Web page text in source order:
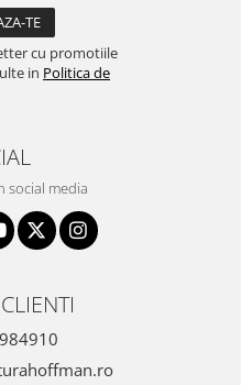
cu promotiile
in Politica de
social media